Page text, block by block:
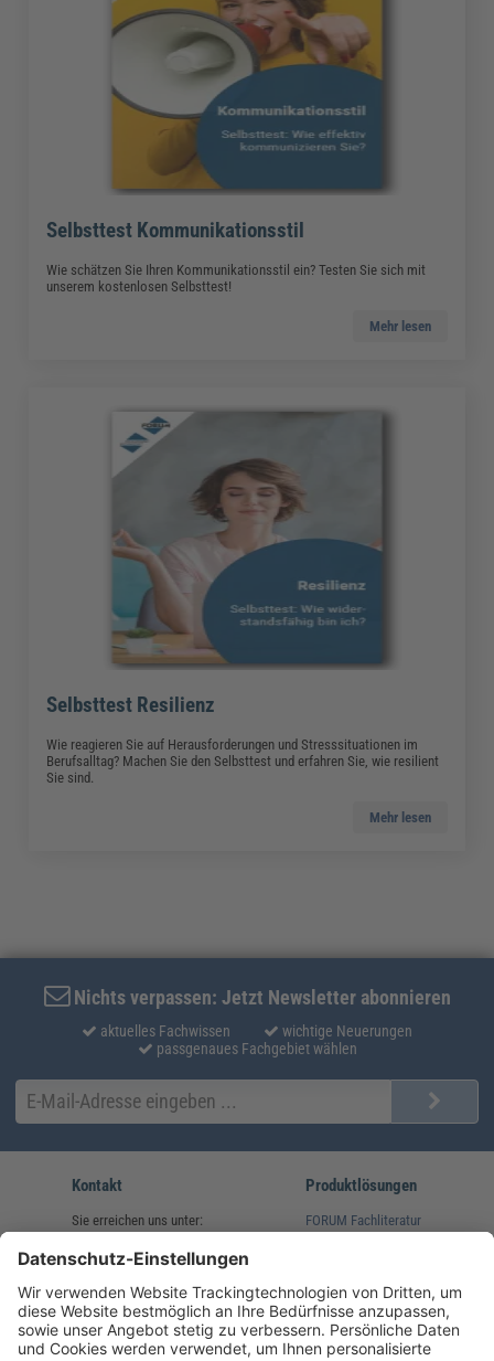
Selbsttest Kommunikationsstil
Wie schätzen Sie Ihren Kommunikationsstil ein? Testen Sie sich mit
unserem kostenlosen Selbsttest!
Mehr lesen
Selbsttest Resilienz
Wie reagieren Sie auf Herausforderungen und Stresssituationen im
Berufsalltag? Machen Sie den Selbsttest und erfahren Sie, wie resilient
Sie sind.
Mehr lesen
Nichts verpassen: Jetzt Newsletter abonnieren
aktuelles Fachwissen
wichtige Neuerungen
passgenaues Fachgebiet wählen
Kontakt
Sie erreichen uns unter:
(08233) 38 11 23
service@forum-verlag.com
Mo-Do 07:30 - 17:00 Uhr
Fr 07:30 - 15:00 Uhr
Produktlösungen
FORUM Fachliteratur